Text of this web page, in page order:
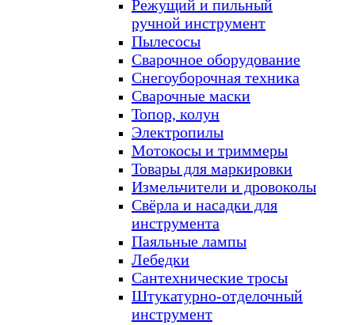
Режущий и пильный
ручной инструмент
Пылесосы
Сварочное оборудование
Снегоуборочная техника
Сварочные маски
Топор, колун
Электропилы
Мотокосы и триммеры
Товары для маркировки
Измельчители и дровоколы
Свёрла и насадки для
инструмента
Паяльные лампы
Лебедки
Сантехнические тросы
Штукатурно-отделочный
инструмент